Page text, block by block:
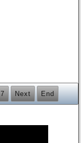
7 Next End